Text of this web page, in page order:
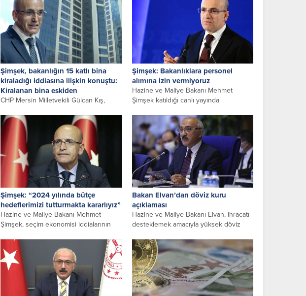
gerçekleştirdi. Ekipler, Hazine ve
Maliye...
milyar 406 milyon dolar artarak...
Şimşek, bakanlığın 15 katlı bina
kiraladığı iddiasına ilişkin konuştu:
Kiralanan bina eskiden
CHP Mersin Milletvekili Gülcan Kış,
Şehircilik ve İklim
Değişikliği Bakanlığının 15 katlı bir
gökdelen kiraladığını iddia...
Şimşek: Bakanlıklara personel
alımına izin vermiyoruz
Hazine ve Maliye Bakanı Mehmet
Şimşek katıldığı canlı yayında
Şimşek, enflasyonun düşürülmesiyle
ilgili geçiş sürecinde...
Şimşek: “2024 yılında bütçe
hedeflerimizi tutturmakta kararlıyız”
Hazine ve Maliye Bakanı Mehmet
Şimşek, seçim ekonomisi iddialarının
yılında bütçe...
Bakan Elvan’dan döviz kuru
açıklaması
Hazine ve Maliye Bakanı Elvan, ihracatı
desteklemek amacıyla yüksek döviz
Elvan,...